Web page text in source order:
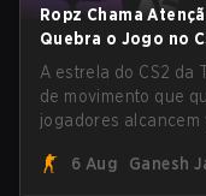
Ropz Chama
Quebra o Jogo no
A estrela do CS2 da
de movimento que
jogadores
6 Aug
Ganesh